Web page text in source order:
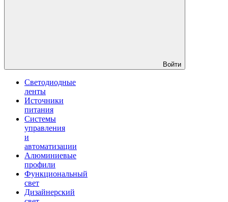
Войти
Светодиодные
ленты
Источники
питания
Системы
управления
и
автоматизации
Алюминиевые
профили
Функциональный
свет
Дизайнерский